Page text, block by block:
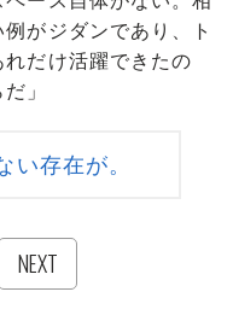
がジダンであり、ト
だけ活躍できたの
」
存在が。
NEXT